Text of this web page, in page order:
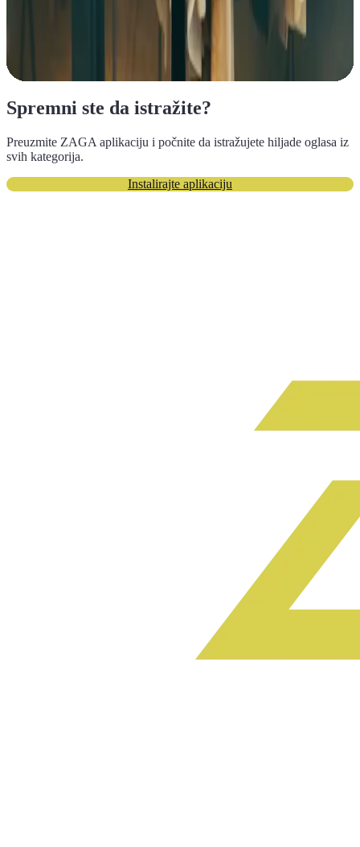
Saznaj više
Spremni ste da istražite?
Preuzmite ZAGA aplikaciju i počnite da istražujete hiljade oglasa iz
svih kategorija.
Instalirajte aplikaciju